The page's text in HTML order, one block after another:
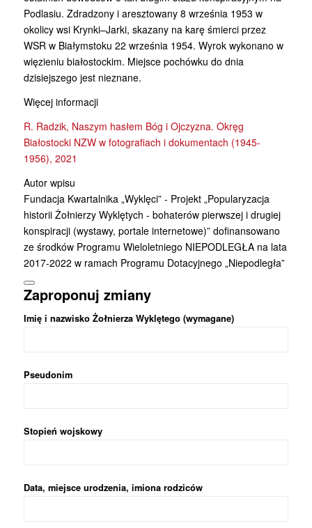
Podlasiu. Zdradzony i aresztowany 8 września 1953 w
okolicy wsi Krynki–Jarki, skazany na karę śmierci przez
WSR w Białymstoku 22 września 1954. Wyrok wykonano w
więzieniu białostockim. Miejsce pochówku do dnia
dzisiejszego jest nieznane.
Więcej informacji
R. Radzik, Naszym hasłem Bóg i Ojczyzna. Okręg
Białostocki NZW w fotografiach i dokumentach (1945-
1956), 2021
Autor wpisu
Fundacja Kwartalnika „Wyklęci” - Projekt „Popularyzacja
historii Żołnierzy Wyklętych - bohaterów pierwszej i drugiej
konspiracji (wystawy, portale internetowe)” dofinansowano
ze środków Programu Wieloletniego NIEPODLEGŁA na lata
2017-2022 w ramach Programu Dotacyjnego „Niepodległa”
Zaproponuj zmiany
Imię i nazwisko Żołnierza Wyklętego (wymagane)
Pseudonim
Stopień wojskowy
Data, miejsce urodzenia, imiona rodziców